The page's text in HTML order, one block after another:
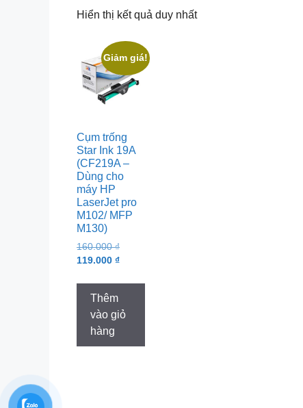
Hiển thị kết quả duy nhất
Giảm giá!
Cụm trống
Star Ink 19A
(CF219A –
Dùng cho
máy HP
LaserJet pro
M102/ MFP
M130)
160.000₫Original
price
119.000 ₫Current
Thêm
vào giỏ
hàng